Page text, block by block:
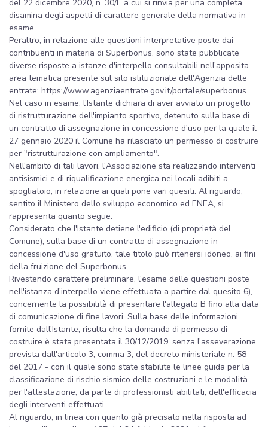
del 22 dicembre 2020, n. 30/E a cui si rinvia per una completa
disamina degli aspetti di carattere generale della normativa in
esame.
Peraltro, in relazione alle questioni interpretative poste dai
contribuenti in materia di Superbonus, sono state pubblicate
diverse risposte a istanze d'interpello consultabili nell'apposita
area tematica presente sul sito istituzionale dell'Agenzia delle
entrate: https://www.agenziaentrate.gov.it/portale/superbonus.
Nel caso in esame, l'Istante dichiara di aver avviato un progetto
di ristrutturazione dell'impianto sportivo, detenuto sulla base di
un contratto di assegnazione in concessione d'uso per la quale il
27 gennaio 2020 il Comune ha rilasciato un permesso di costruire
per "ristrutturazione con ampliamento".
Nell'ambito di tali lavori, l'Associazione sta realizzando interventi
antisismici e di riqualificazione energica nei locali adibiti a
spogliatoio, in relazione ai quali pone vari quesiti. Al riguardo,
sentito il Ministero dello sviluppo economico ed ENEA, si
rappresenta quanto segue.
Considerato che l'Istante detiene l'edificio (di proprietà del
Comune), sulla base di un contratto di assegnazione in
concessione d'uso gratuito, tale titolo può ritenersi idoneo, ai fini
della fruizione del Superbonus.
Rivestendo carattere preliminare, l'esame delle questioni poste
nell'istanza d'interpello viene effettuata a partire dal quesito 6),
concernente la possibilità di presentare l'allegato B fino alla data
di comunicazione di fine lavori. Sulla base delle informazioni
fornite dall'Istante, risulta che la domanda di permesso di
costruire è stata presentata il 30/12/2019, senza l'asseverazione
prevista dall'articolo 3, comma 3, del decreto ministeriale n. 58
del 2017 - con il quale sono state stabilite le linee guida per la
classificazione di rischio sismico delle costruzioni e le modalità
per l'attestazione, da parte di professionisti abilitati, dell'efficacia
degli interventi effettuati.
Al riguardo, in linea con quanto già precisato nella risposta ad